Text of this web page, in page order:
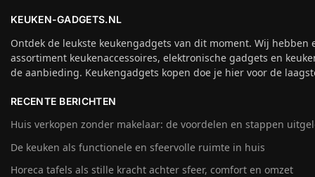
KEUKEN-GADGETS.NL
Ontdek de leukste keukengadgets van dit moment. Wij hebben
assortiment keukenaccessoires, elektronische gadgets en
de aanbieding. Keukengadgets kopen doe je hier voor de
RECENTE BERICHTEN
Huis verkopen zonder makelaar: de voordelen en stappen
De keuken als functionele en sfeervolle ruimte in huis
Horeca tafels als stille kracht achter sfeer, comfort en omzet